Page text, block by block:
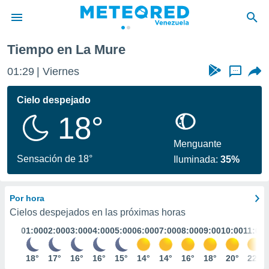
de
ha
calidad.
a este
las
y
digital
basada
Tiempo en La Mure
01:29 Viernes ...
Cielo despejado
18°
Sensación de 18°
Menguante
Iluminada:35%
Por hora
Cielos despejados en las próximas horas
01:00
18°
02:00
17°
03:00
16°
04:00
16°
05:00
15°
06:00
14°
07:00
14°
08:00
16°
09:00
18°
10:00
20°
11:00
22°